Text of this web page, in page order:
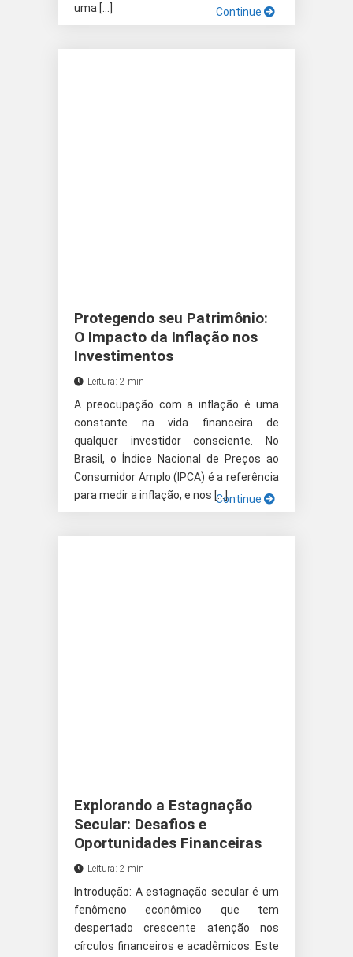
uma […]
Continue
Protegendo seu Patrimônio:
O Impacto da Inflação nos
Investimentos
Leitura: 2 min
A preocupação com a inflação é uma
constante na vida financeira de
qualquer investidor consciente. No
Brasil, o Índice Nacional de Preços ao
Consumidor Amplo (IPCA) é a referência
para medir a inflação, e nos […]Continue
Explorando a Estagnação
Secular: Desafios e
Oportunidades Financeiras
Leitura: 2 min
Introdução: A estagnação secular é um
fenômeno econômico que tem
despertado crescente atenção nos
círculos financeiros e acadêmicos. Este